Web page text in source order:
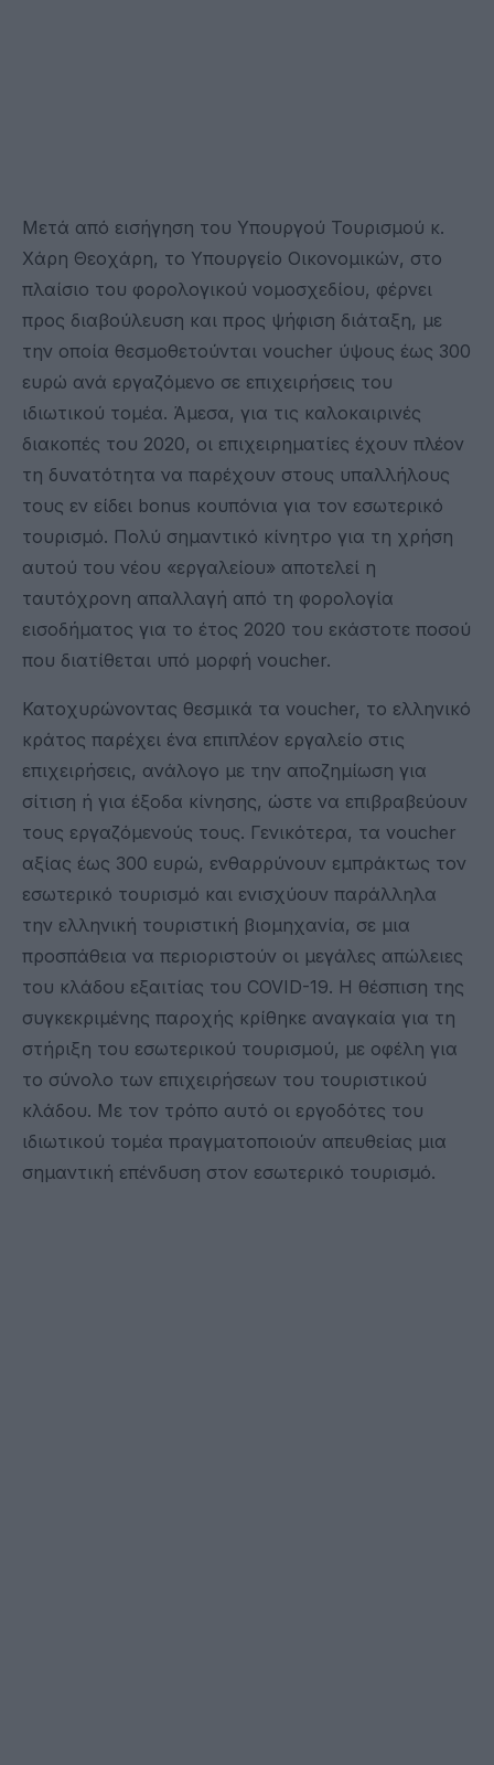
Μετά από εισήγηση του Υπουργού Τουρισμού κ.
Χάρη Θεοχάρη, το Υπουργείο Οικονομικών, στο
πλαίσιο του φορολογικού νομοσχεδίου, φέρνει
προς διαβούλευση και προς ψήφιση διάταξη, με
την οποία θεσμοθετούνται voucher ύψους έως 300
ευρώ ανά εργαζόμενο σε επιχειρήσεις του
ιδιωτικού τομέα. Άμεσα, για τις καλοκαιρινές
διακοπές του 2020, οι επιχειρηματίες έχουν πλέον
τη δυνατότητα να παρέχουν στους υπαλλήλους
τους εν είδει bonus κουπόνια για τον εσωτερικό
τουρισμό. Πολύ σημαντικό κίνητρο για τη χρήση
αυτού του νέου «εργαλείου» αποτελεί η
ταυτόχρονη απαλλαγή από τη φορολογία
εισοδήματος για το έτος 2020 του εκάστοτε ποσού
που διατίθεται υπό μορφή voucher.
Κατοχυρώνοντας θεσμικά τα voucher, το ελληνικό
κράτος παρέχει ένα επιπλέον εργαλείο στις
επιχειρήσεις, ανάλογο με την αποζημίωση για
σίτιση ή για έξοδα κίνησης, ώστε να επιβραβεύουν
τους εργαζόμενούς τους. Γενικότερα, τα voucher
αξίας έως 300 ευρώ, ενθαρρύνουν εμπράκτως τον
εσωτερικό τουρισμό και ενισχύουν παράλληλα
την ελληνική τουριστική βιομηχανία, σε μια
προσπάθεια να περιοριστούν οι μεγάλες απώλειες
του κλάδου εξαιτίας του COVID-19. Η θέσπιση της
συγκεκριμένης παροχής κρίθηκε αναγκαία για τη
στήριξη του εσωτερικού τουρισμού, με οφέλη για
το σύνολο των επιχειρήσεων του τουριστικού
κλάδου. Με τον τρόπο αυτό οι εργοδότες του
ιδιωτικού τομέα πραγματοποιούν απευθείας μια
σημαντική επένδυση στον εσωτερικό τουρισμό.